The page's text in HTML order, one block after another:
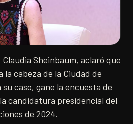
Sheinbaum, aclaró que
la cabeza de la Ciudad de
caso, gane la encuesta de
candidatura presidencial del
de 2024.